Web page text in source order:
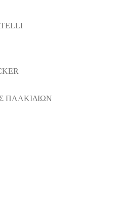
ΠΛΑΚΙΔΙΩΝ